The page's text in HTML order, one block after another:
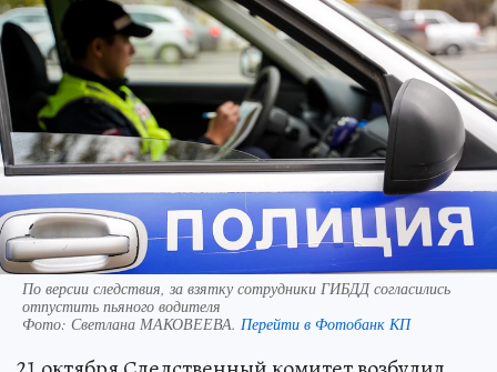
По версии следствия, за взятку сотрудники ГИБДД согласились
отпустить пьяного водителя
Фото: Светлана МАКОВЕЕВА. Перейти в Фотобанк КП